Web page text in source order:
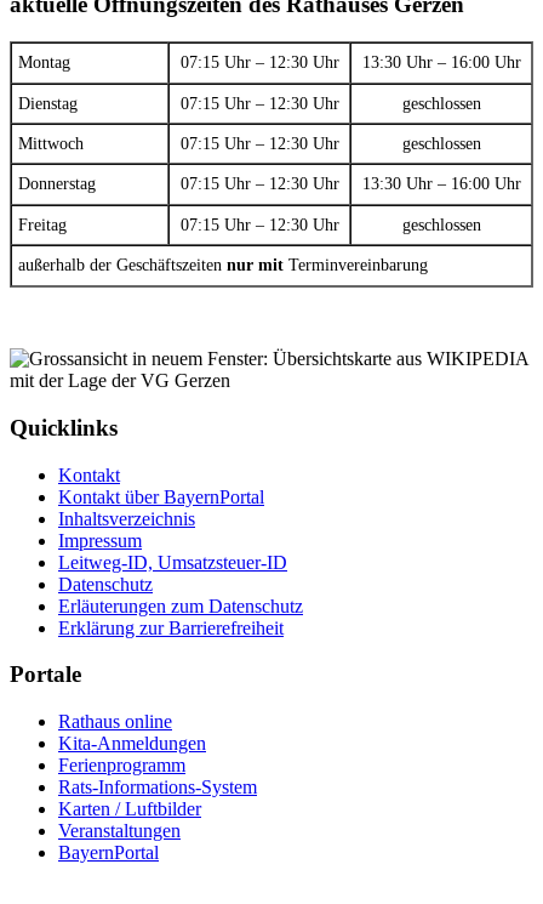
Montag 07:15 Uhr – 12:30 Uhr 13:30 Uhr – 16:00 Uhr
Dienstag 07:15 Uhr – 12:30 Uhr geschlossen
Mittwoch 07:15 Uhr – 12:30 Uhr geschlossen
Donnerstag 07:15 Uhr – 12:30 Uhr 13:30 Uhr – 16:00 Uhr
Freitag 07:15 Uhr – 12:30 Uhr geschlossen
außerhalb der Geschäftszeiten nur mit Terminvereinbarung
Quicklinks
Kontakt
Kontakt über BayernPortal
Inhaltsverzeichnis
Impressum
Leitweg-ID, Umsatzsteuer-ID
Datenschutz
Erläuterungen zum Datenschutz
Erklärung zur Barrierefreiheit
Portale
Rathaus online
Kita-Anmeldungen
Ferienprogramm
Rats-Informations-System
Karten / Luftbilder
Veranstaltungen
BayernPortal